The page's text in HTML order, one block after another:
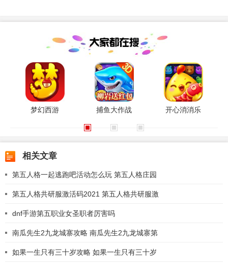
梦幻西游 捕鱼大作战 开心消消乐
相关文章
第五人格一起逃跑吧活动怎么玩 第五人格庄园
第五人格共研服激活码2021 第五人格共研服激
dnf手游第五职业女圣职者厉害吗
南瓜先生2九龙城寨攻略 南瓜先生2九龙城寨第
如果一生只有三十岁攻略 如果一生只有三十岁